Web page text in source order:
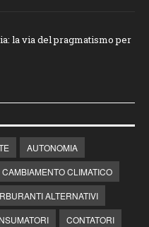
la via del pragmatismo per
AUTONOMIA
CAMBIAMENTO CLIMATICO
ALTERNATIVI
CONTATORI